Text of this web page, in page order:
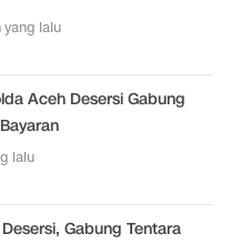
yang lalu
Aceh Desersi Gabung
lalu
Gabung Tentara